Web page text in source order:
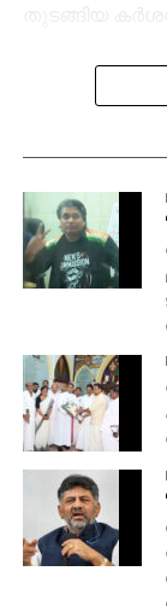
ഭൂട്ടാനില്‍
ഗാരേജിലുള്ള
ചക്കാലക്കല്‍
ഹാജരായി
നിന്നുള്ള
വാഹനങ്ങളുടെ
റൂട്ടുകളിലൂടെ
പോലുള്ള
സഹായത്തോടെ
ഒരു
ഇന്ത്യന്‍
മന്ത്രാലയം